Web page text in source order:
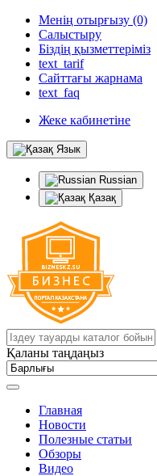
Менің отырғызу (0)
Салыстыру
Біздің қызметтеріміз
text_tarif
Сайттағы жарнама
text_faq
Жеке кабинетіне
Язык
Russian
Қазақ
Қаланы таңдаңыз
Главная
Новости
Полезные статьи
Обзоры
Видео